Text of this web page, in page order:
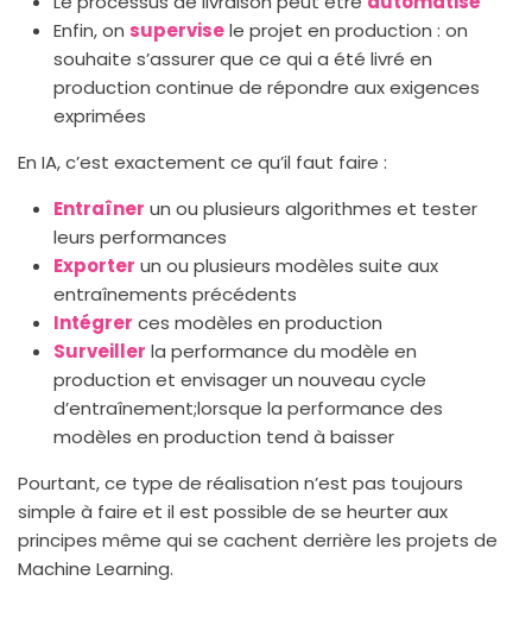
Enfin, on supervisele projet en production : on
souhaite s’assurer que ce qui a été livré en
production continue de répondre aux exigences
exprimées
En IA, c’est exactement ce qu’il faut faire :
Entraîner un ou plusieurs algorithmes et tester
leurs performances
Exporter un ou plusieurs modèles suite aux
entraînements précédents
Intégrer ces modèles en production
Surveiller la performance du modèle en
production et envisager un nouveau cycle
d’entraînement;lorsque la performance des
modèles en production tend à baisser
Pourtant, ce type de réalisation n’est pas toujours
simple à faire et il est possible de se heurter aux
principes même qui se cachent derrière les projets de
Machine Learning.